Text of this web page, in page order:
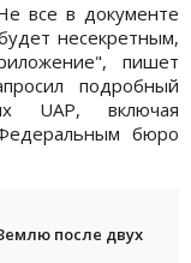
все в документе
несекретным,
пишет
подробный
UAP, включая
бюро
после двух